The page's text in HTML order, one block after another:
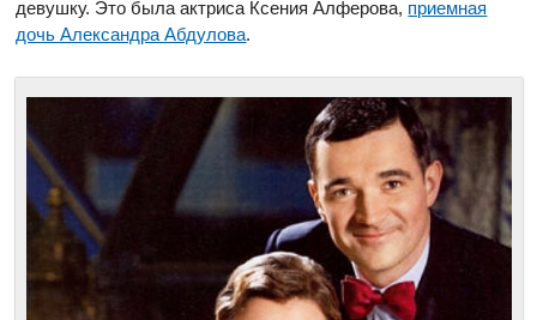
девушку. Это была актриса Ксения Алферова, приемная
дочь Александра Абдулова.